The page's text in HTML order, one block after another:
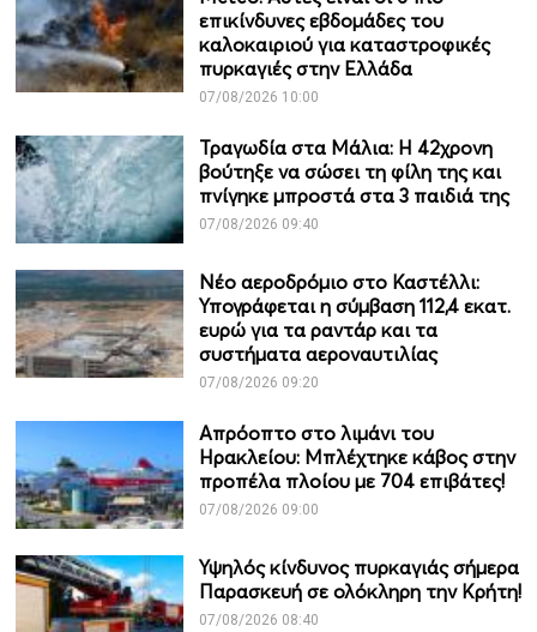
επικίνδυνες εβδομάδες του
καλοκαιριού για καταστροφικές
πυρκαγιές στην Ελλάδα
07/08/2026 10:00
Τραγωδία στα Μάλια: Η 42χρονη
βούτηξε να σώσει τη φίλη της και
πνίγηκε μπροστά στα 3 παιδιά της
07/08/2026 09:40
Νέο αεροδρόμιο στο Καστέλλι:
Υπογράφεται η σύμβαση 112,4 εκατ.
ευρώ για τα ραντάρ και τα
συστήματα αεροναυτιλίας
07/08/2026 09:20
Απρόοπτο στο λιμάνι του
Ηρακλείου: Μπλέχτηκε κάβος στην
προπέλα πλοίου με 704 επιβάτες!
07/08/2026 09:00
Υψηλός κίνδυνος πυρκαγιάς σήμερα
Παρασκευή σε ολόκληρη την Κρήτη!
07/08/2026 08:40